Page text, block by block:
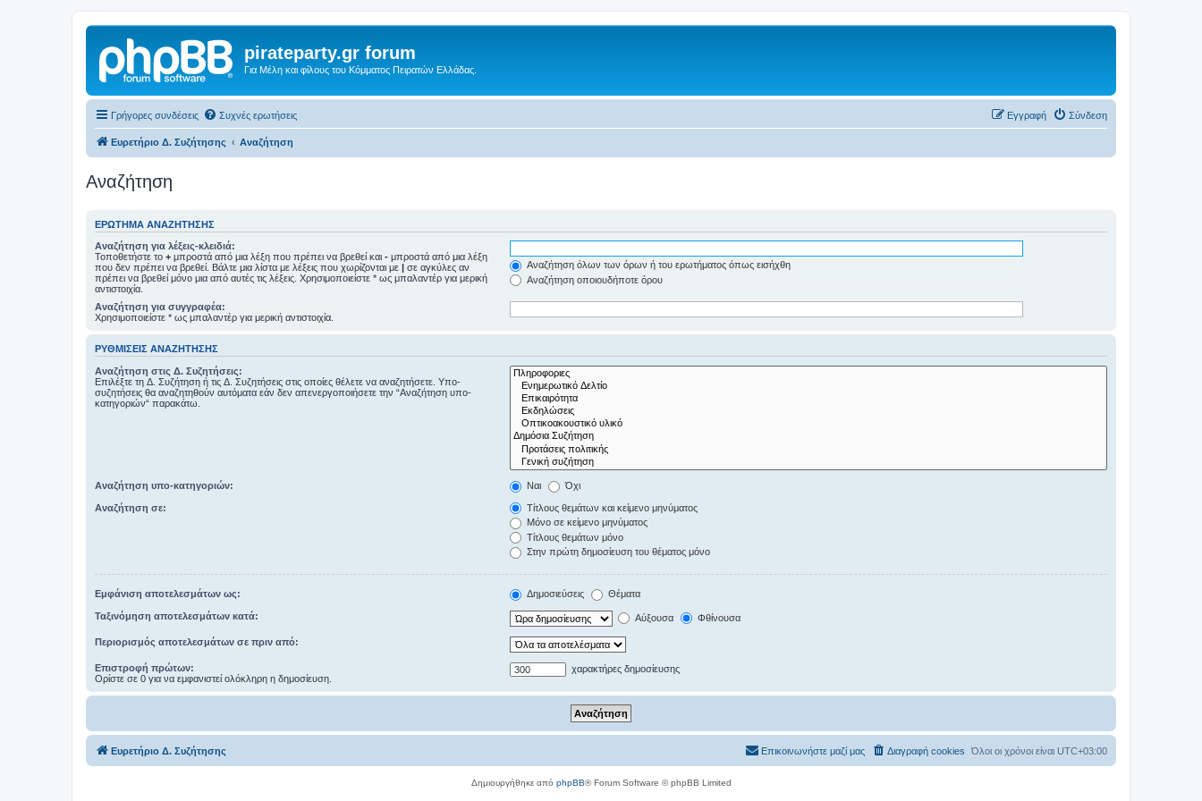
pirateparty.gr forum
Για Μέλη και φίλους του Κόμματος Πειρατών Ελλάδας.
Γρήγορες συνδέσεις Συχνές ερωτήσεις Σύνδεση
Εγγραφή
Ευρετήριο Δ. Συζήτησης Αναζήτηση
Αναζήτηση
ΕΡΏΤΗΜΑ ΑΝΑΖΉΤΗΣΗΣ
Αναζήτηση για λέξεις-κλειδιά:
Τοποθετήστε το + μπροστά από μια λέξη που πρέπει να βρεθεί και - μπροστά από μια λέξη
που δεν πρέπει να βρεθεί. Βάλτε μια λίστα με λέξεις που χωρίζονται με | σε αγκύλες αν
πρέπει να βρεθεί μόνο μια από αυτές τις λέξεις. Χρησιμοποιείστε * ως μπαλαντέρ για μερική
αντιστοιχία.
Αναζήτηση όλων των όρων ή του ερωτήματος όπως εισήχθη
Αναζήτηση οποιουδήποτε όρου
Αναζήτηση για συγγραφέα:
Χρησιμοποιείστε * ως μπαλαντέρ για μερική αντιστοιχία.
ΡΥΘΜΊΣΕΙΣ ΑΝΑΖΉΤΗΣΗΣ
Αναζήτηση στις Δ. Συζητήσεις:
Επιλέξτε τη Δ. Συζήτηση ή τις Δ. Συζητήσεις στις οποίες θέλετε να αναζητήσετε. Υπο-
συζητήσεις θα αναζητηθούν αυτόματα εάν δεν απενεργοποιήσετε την “Αναζήτηση υπο-
κατηγοριών“ παρακάτω.
Αναζήτηση υπο-κατηγοριών: Ναι Όχι
Αναζήτηση σε:
Τίτλους θεμάτων και κείμενο μηνύματος
Μόνο σε κείμενο μηνύματος
Τίτλους θεμάτων μόνο
Στην πρώτη δημοσίευση του θέματος μόνο
Εμφάνιση αποτελεσμάτων ως: Δημοσιεύσεις Θέματα
Ταξινόμηση αποτελεσμάτων κατά: Αύξουσα Φθίνουσα
Περιορισμός αποτελεσμάτων σε πριν από:
Επιστροφή πρώτων:
Ορίστε σε 0 για να εμφανιστεί ολόκληρη η δημοσίευση.
χαρακτήρες δημοσίευσης
Ευρετήριο Δ. Συζήτησης Όλοι οι χρόνοι είναι UTC+03:00
Διαγραφή cookies
Επικοινωνήστε μαζί μας
Δημιουργήθηκε από phpBB® Forum Software © phpBB Limited